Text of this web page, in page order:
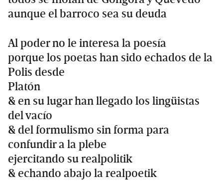
aunque el barroco sea su deuda
Al poder no le interesa la poesía
porque los poetas han sido echados de la
Polis desde
Platón
& en su lugar han llegado los lingüistas
del vacío
& del formulismo sin forma para
confundir a la plebe
ejercitando su realpolitik
& echando abajo la realpoetik